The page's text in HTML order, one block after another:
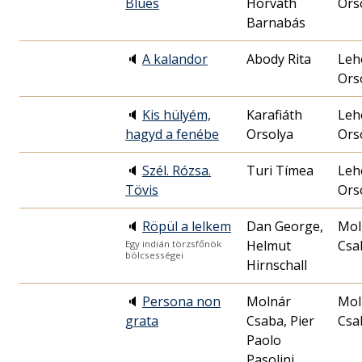
Barnabás
🔈 A kalandor Abody Rita
🔈 Kis hülyém,
hagyd a fenébe
Karafiáth
Orsolya
🔈 Szél. Rózsa.
Tövis
Turi Tímea
🔈 Röpül a lelkem
Egy indián törzsfőnök
bölcsességei
Dan George,
Helmut
Hirnschall
🔈 Persona non
grata
Molnár
Csaba, Pier
Paolo